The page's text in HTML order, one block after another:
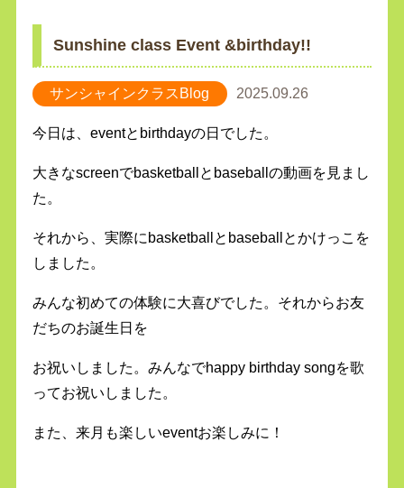
Sunshine class Event &birthday!!
サンシャインクラスBlog 2025.09.26
今日は、eventとbirthdayの日でした。
大きなscreenでbasketballとbaseballの動画を見まし
た。
それから、実際にbasketballとbaseballとかけっこを
しました。
みんな初めての体験に大喜びでした。それからお友
だちのお誕生日を
お祝いしました。みんなでhappy birthday songを歌
ってお祝いしました。
また、来月も楽しいeventお楽しみに！